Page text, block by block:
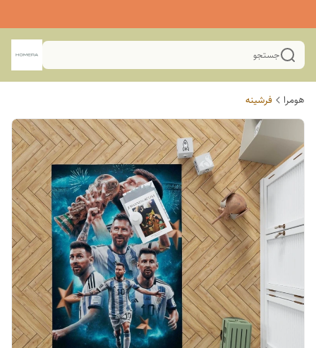
جستجو
هومرا فرشینه